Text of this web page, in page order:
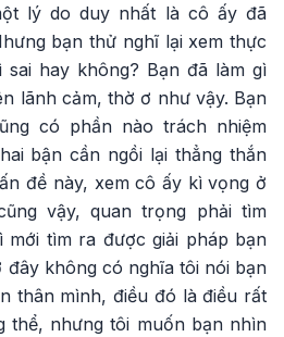
lý do duy nhất là cô ấy đã
bạn thử nghĩ lại xem thực
hay không? Bạn đã làm gì
lãnh cảm, thờ ơ như vậy. Bạn
có phần nào trách nhiệm
bận cần ngồi lại thẳng thắn
đề này, xem cô ấy kì vọng ở
vậy, quan trọng phải tìm
tìm ra được giải pháp bạn
đây không có nghĩa tôi nói bạn
thân mình, điều đó là điều rất
thể, nhưng tôi muốn bạn nhìn